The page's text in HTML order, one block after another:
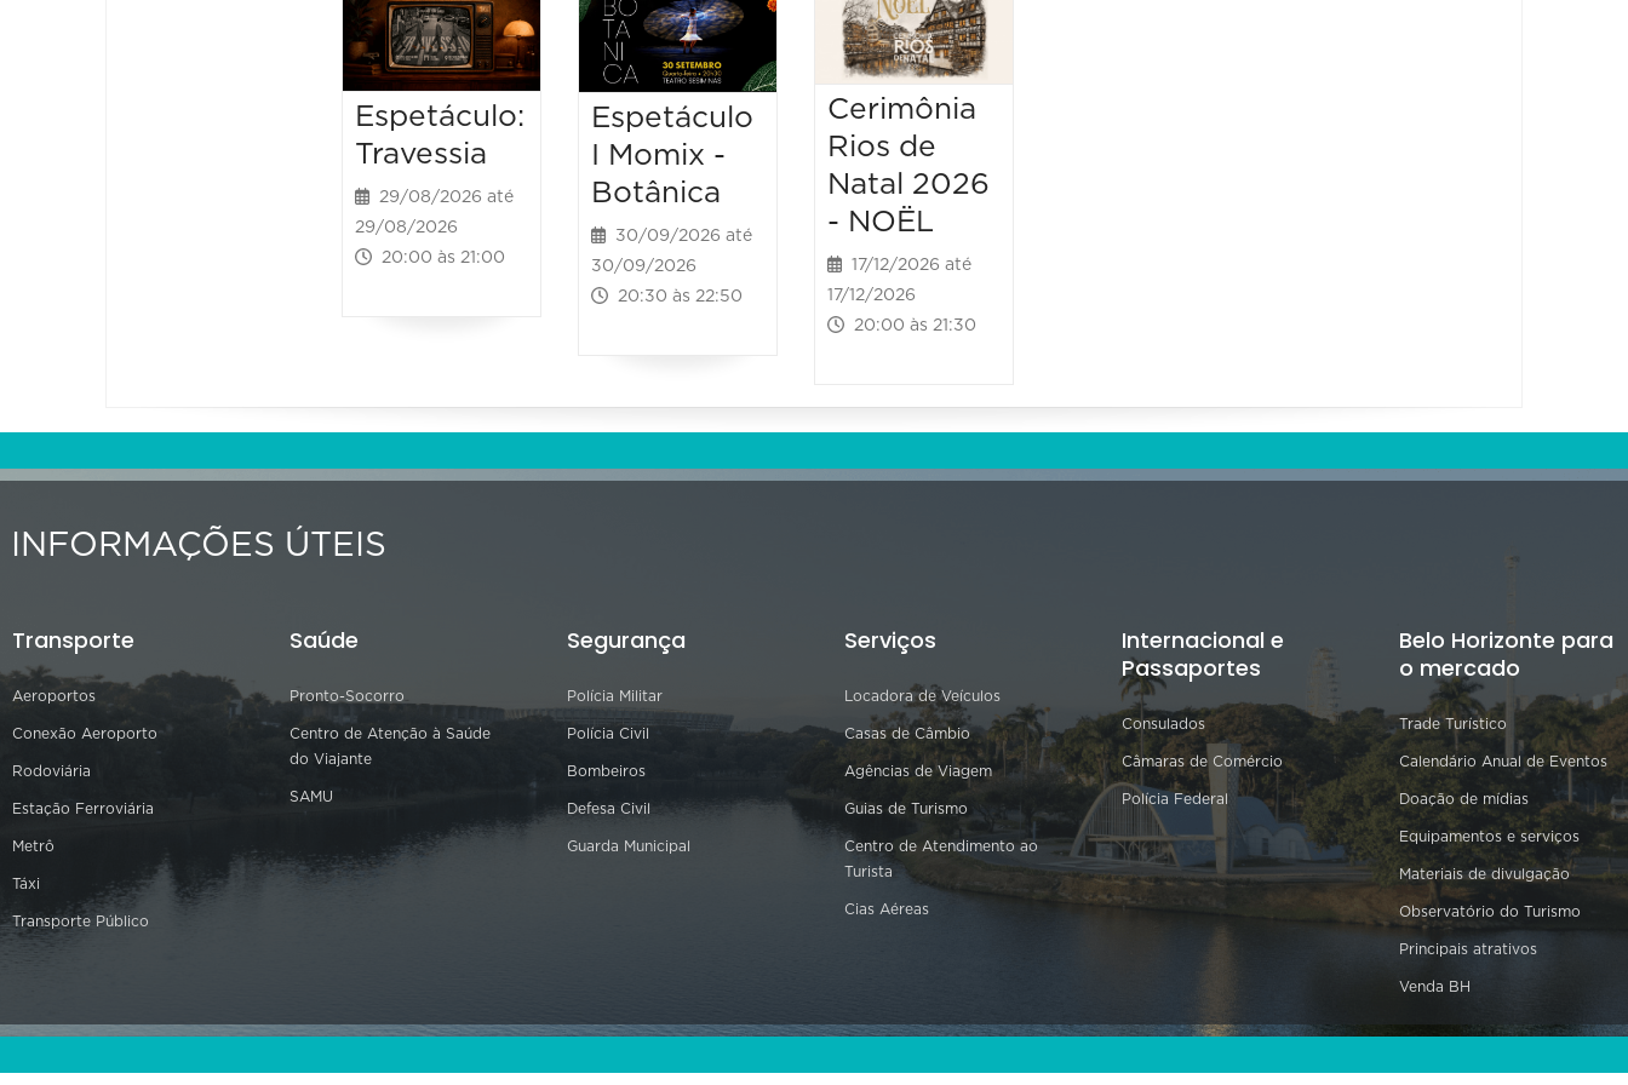
Espetáculo:
Travessia
29/08/2026 até
29/08/2026
20:00 às 21:00
Espetáculo
I Momix -
Botânica
30/09/2026 até
30/09/2026
20:30 às 22:50
Cerimônia
Rios de
Natal 2026
- NOËL
17/12/2026 até
17/12/2026
20:00 às 21:30
INFORMAÇÕES ÚTEIS
Transporte
Aeroportos
Conexão Aeroporto
Rodoviária
Estação Ferroviária
Metrô
Táxi
Transporte Público
Saúde
Pronto-Socorro
Centro de Atenção à Saúde
do Viajante
SAMU
Segurança
Polícia Militar
Polícia Civil
Bombeiros
Defesa Civil
Guarda Municipal
Serviços
Locadora de Veículos
Casas de Câmbio
Agências de Viagem
Guias de Turismo
Centro de Atendimento ao
Turista
Cias Aéreas
Internacional e
Passaportes
Consulados
Câmaras de Comércio
Polícia Federal
Belo Horizonte para
o mercado
Trade Turístico
Calendário Anual de Eventos
Doação de mídias
Equipamentos e serviços
Materiais de divulgação
Observatório do Turismo
Principais atrativos
Venda BH